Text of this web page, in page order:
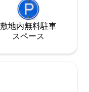
敷地内無料駐⁠車
ス⁠ペ⁠ー⁠ス